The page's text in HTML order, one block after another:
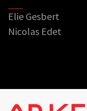
Elie Gesbert
Nicolas Edet